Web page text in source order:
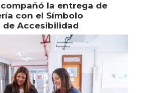
la entrega de
con el Símbolo
Accesibilidad